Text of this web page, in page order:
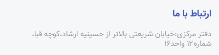
ارتباط با ما
دفتر مرکزی:خیابان شریعتی بالاتر از حسینیه ارشاد،کوچه قبا،
شماره۱۲ واحد۱۶